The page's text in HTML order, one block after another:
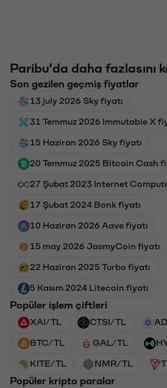
Paribu'da daha fazlasını
Son gezilen geçmiş fiyatlar
13 july 2026 Sky fiyatı
31 Temmuz 2026 Immutable X
15 Haziran 2026 Sky fiyatı
20 Temmuz 2025 Bitcoin Cash
27 Şubat 2023 Internet
17 Şubat 2024 Bonk fiyatı
10 Haziran 2026 Aave fiyatı
15 may 2026 JasmyCoin fiyatı
22 Haziran 2025 Turbo fiyatı
5 Kasım 2024 Litecoin fiyatı
Popüler işlem çiftleri
XAI/TL CTSI/TL
BTC/TL GAL/TL
KITE/TL NMR/TL
Popüler kripto paralar